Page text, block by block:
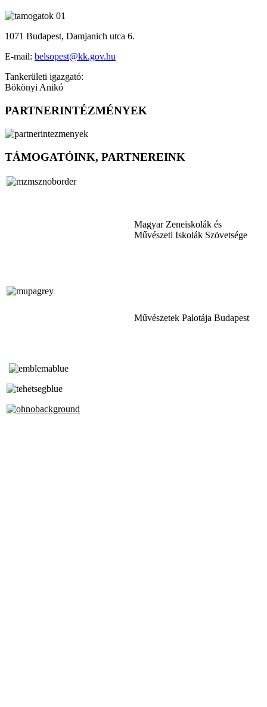
1071 Budapest, Damjanich utca 6.
E-mail: belsopest@kk.gov.hu
Tankerületi igazgató:
Bökönyi Anikó
PARTNERINTÉZMÉNYEK
TÁMOGATÓINK, PARTNEREINK
Magyar Zeneiskolák és
Művészeti Iskolák Szövetsége
Művészetek Palotája Budapest